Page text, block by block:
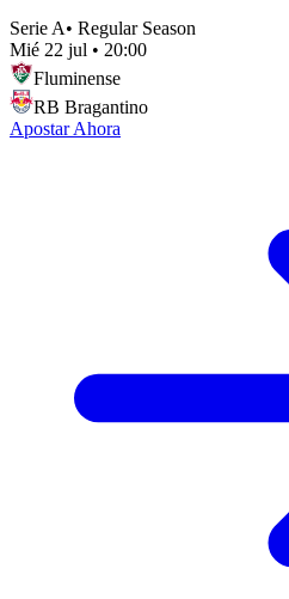
Serie A• Regular Season
Mié 22 jul • 20:00
Fluminense
RB Bragantino
Apostar Ahora